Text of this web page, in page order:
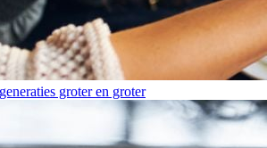
groter en groter